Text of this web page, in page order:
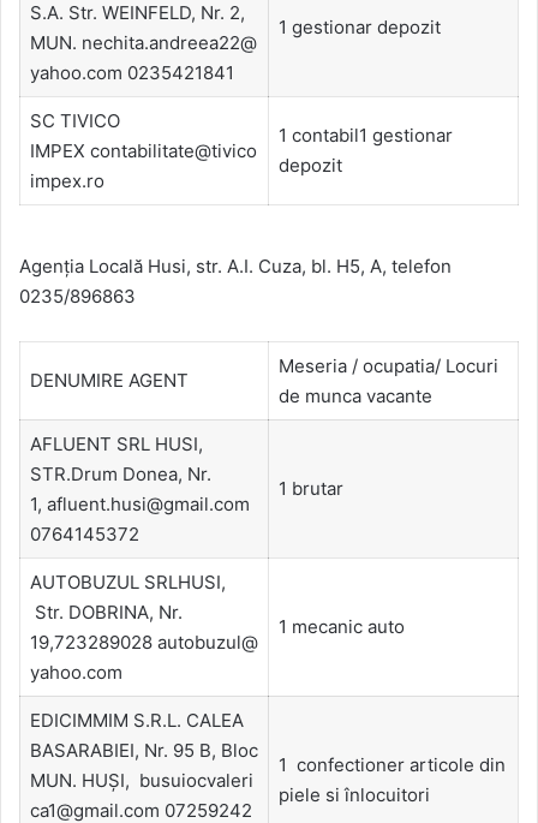
S.A. Str. WEINFELD, Nr. 2,
MUN. nechita.andreea22@
yahoo.com 0235421841
1 gestionar depozit
SC TIVICO
IMPEX contabilitate@tivico
impex.ro
1 contabil1 gestionar
depozit
Agenţia Locală Husi, str. A.I. Cuza, bl. H5, A, telefon
0235/896863
DENUMIRE AGENT
Meseria / ocupatia/ Locuri
de munca vacante
AFLUENT SRL HUSI,
STR.Drum Donea, Nr.
1, afluent.husi@gmail.com
0764145372
1 brutar
AUTOBUZUL SRLHUSI,
Str. DOBRINA, Nr.
19,723289028 autobuzul@
yahoo.com
1 mecanic auto
EDICIMMIM S.R.L. CALEA
BASARABIEI, Nr. 95 B, Bloc
MUN. HUŞI, busuiocvaleri
ca1@gmail.com 07259242
1 confectioner articole din
piele si înlocuitori